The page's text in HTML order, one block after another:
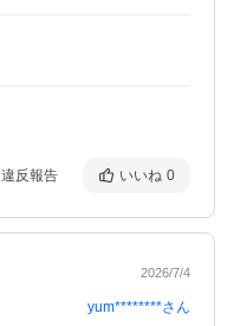
違反報告 いいね 0
2026/7/4
yum********さん